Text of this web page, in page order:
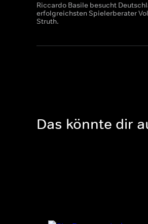
Riccardo Basile besucht
erfolgreichsten Spielerberater
Struth.
Das könnte dir